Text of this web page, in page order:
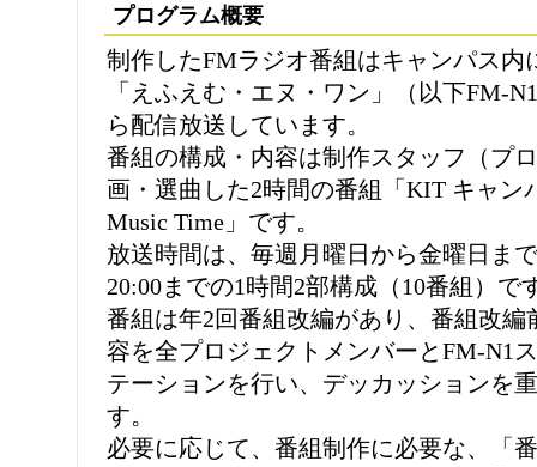
プログラム概要
制作したFMラジオ番組はキャンパス内
「えふえむ・エヌ・ワン」（以下FM-
ら配信放送しています。
番組の構成・内容は制作スタッフ（プ
画・選曲した2時間の番組「KIT キャン
Music Time」です。
放送時間は、毎週月曜日から金曜日ま
20:00までの1時間2部構成（10番組）で
番組は年2回番組改編があり、番組改
容を全プロジェクトメンバーとFM-N1
テーションを行い、デッカッションを
す。
必要に応じて、番組制作に必要な、「